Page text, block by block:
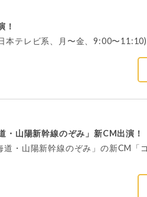
！
テレビ系、月〜金、9:00〜
山陽新幹線のぞみ」新CM出演！
・山陽新幹線のぞみ」の新CM「